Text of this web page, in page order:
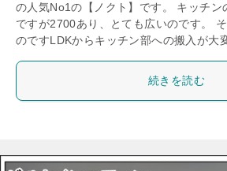
の人気No1の【ノクト】です。 キッチン
ですが2700あり、とても広いのです。
のですLDKからキッチン部への搬入が大
続きを読む